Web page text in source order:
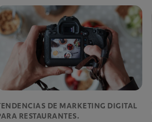
DE MARKETING DIGITAL
RESTAURANTES.